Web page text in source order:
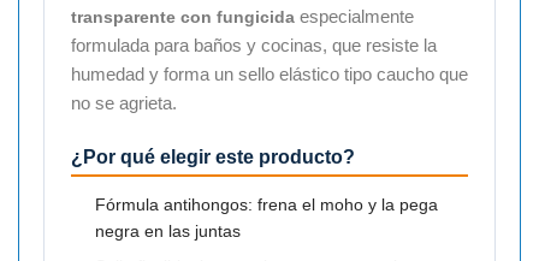
transparente con fungicida especialmente
formulada para baños y cocinas, que resiste la
humedad y forma un sello elástico tipo caucho que
no se agrieta.
¿Por qué elegir este producto?
Fórmula antihongos: frena el moho y la pega
negra en las juntas